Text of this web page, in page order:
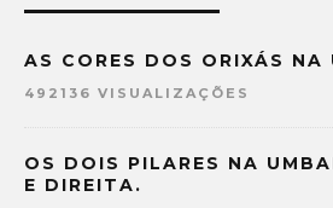
AS CORES DOS ORIXÁS NA
492136 VISUALIZAÇÕES
OS DOIS PILARES NA
E DIREITA.